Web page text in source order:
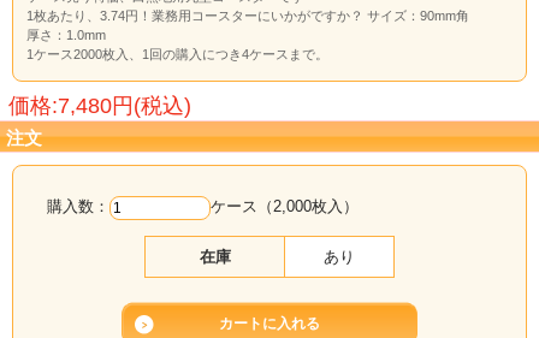
1枚あたり、3.74円！業務用コースターにいかがですか？ サイズ：90mm角
厚さ：1.0mm
1ケース2000枚入、1回の購入につき4ケースまで。
価格:7,480円(税込)
注文
購入数： ケース（2,000枚入）
在庫 あり